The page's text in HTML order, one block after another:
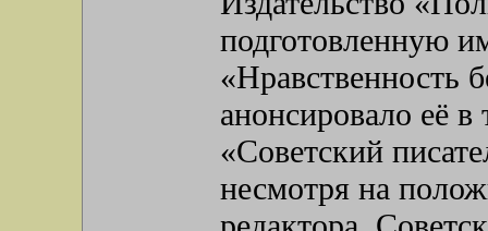
подготовленную
«Нравственность
анонсировало её в
«Советский
несмотря на